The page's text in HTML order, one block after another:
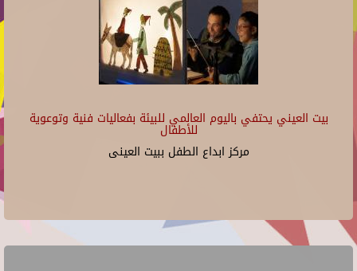
بيت العيني يحتفي باليوم العالمي للبيئة بفعاليات فنية وتوعوية
للأطفال
مركز ابداع الطفل ببيت العينى